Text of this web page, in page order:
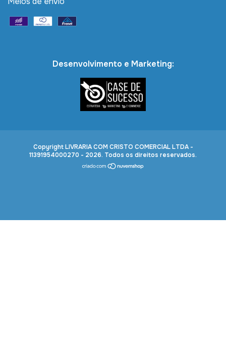
Desenvolvimento e Marketing:
Copyright LIVRARIA COM CRISTO COMERCIAL LTDA -
11391954000270 - 2026. Todos os direitos reservados.